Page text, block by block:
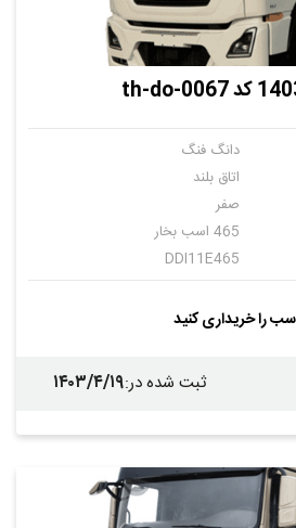
دانگ فنگ
اتاق بلند
صفر
465 اسب بخار
DDI11E465
را خریداری کنید
ثبت شده در:۱۴۰۳/۴/۱۹